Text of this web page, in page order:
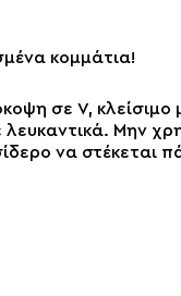
κομμάτια!
σε V,
Μην
να στέκεται